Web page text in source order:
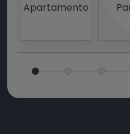
Apartamento